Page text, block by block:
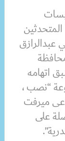
عبدالرازق
بمحافظة
اتهامه
قضية متنوعة “نصب ،
ميرفت
“٥٢ عام حاصلة على